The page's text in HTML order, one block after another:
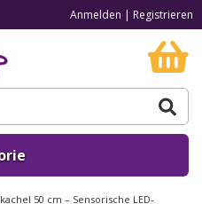
Anmelden | Registrieren
50 cm – Sensorische LED-